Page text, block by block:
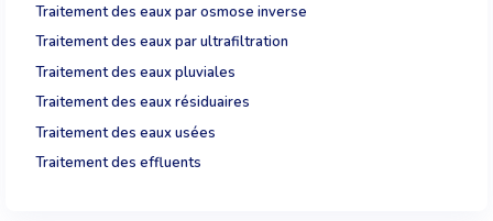
Traitement des eaux par osmose inverse
Traitement des eaux par ultrafiltration
Traitement des eaux pluviales
Traitement des eaux résiduaires
Traitement des eaux usées
Traitement des effluents